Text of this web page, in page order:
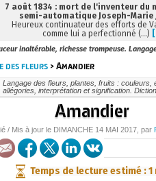
inaltérable, richesse trompeuse.
des fleurs > Amandier
Langage des fleurs, plantes, fruits : couleurs,
allégories, interprétation et signification.
Amandier
/ Mis à jour le DIMANCHE 14 MAI 2017 , par
Temps de lecture estimé : 1
7 août 1834 : mort de l'inventeur du
semi-automatique Joseph-Marie
Heureux continuateur des efforts de
comme lui a perfectionné (…)